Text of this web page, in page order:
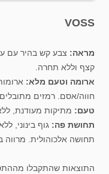
VOSS
מראה: צבע קש בהיר עם
קצף וללא תחרה.
ארומה וטעם מלא:
חווה/אסם. רמזים
טעם: מתיקות מעודנת,
תחושת פה: גוף בינוני,
תחושה אלכוהולית. מרווה
התוצאות שהתקבלו